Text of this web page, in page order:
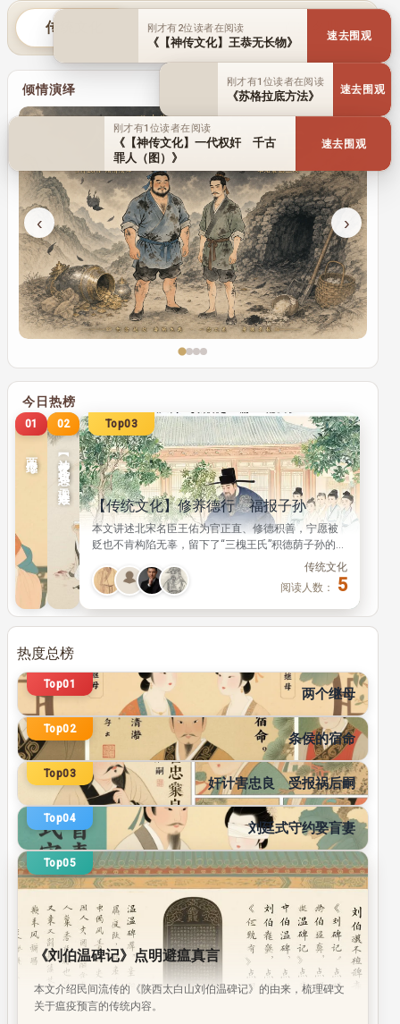
传统文化 历史人物 百家名理
倾情演绎
‹ ›
Top01
传统文化
数：
18
02
【神传文化】贪色妄想 天理难欺
数：
5
03
【传统文化】修养德行 福报子孙
本文讲述北宋名臣王佑为官正直、修德积善，宁愿被
贬也不肯构陷无辜，留下了“三槐王氏”积德荫子孙的经
典典故。 北宋文豪苏轼专为此事写下《三槐堂铭》，
传颂修身积德、福报绵长的道理。
传统文化
阅读人数：
5
热度总榜
Top01
两个继母
传统文化
阅读人数： 134
Top02
条侯的宿命
传统文化
阅读人数： 110
Top03
奸计害忠良 受报祸后嗣
传统文化
阅读人数： 101
Top04
刘廷式守约娶盲妻
传统文化
阅读人数： 94
Top05
《刘伯温碑记》点明避瘟真言
本文介绍民间流传的《陕西太白山刘伯温碑记》的由来，梳理碑文
关于瘟疫预言的传统内容。
刚才有2位读者在阅读
《【神传文化】王恭无长物》 速去围观
刚才有1位读者在阅读
《苏格拉底方法》 速去围观
刚才有1位读者在阅读
《【神传文化】一代权奸 千古
罪人（图）》
速去围观